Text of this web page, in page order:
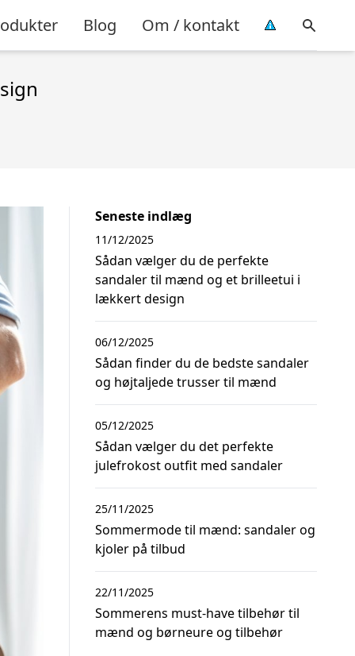
Blog Om / kontakt
Seneste indlæg
Sådan vælger du de perfekte
sandaler til mænd og et brilleetui i
lækkert design
11/12/2025
Sådan finder du de bedste sandaler
og højtaljede trusser til mænd
06/12/2025
Sådan vælger du det perfekte
julefrokost outfit med sandaler
05/12/2025
Sommermode til mænd: sandaler og
kjoler på tilbud
25/11/2025
Sommerens must-have tilbehør til
mænd og børneure og tilbehør
22/11/2025